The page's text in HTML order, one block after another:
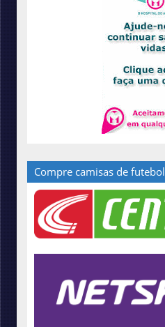
Compre camisas de futebol